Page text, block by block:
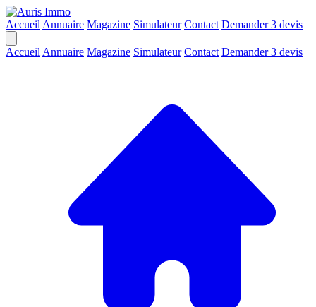
Accueil Annuaire Magazine Simulateur Contact Demander 3 devis
Accueil Annuaire Magazine Simulateur Contact Demander 3 devis